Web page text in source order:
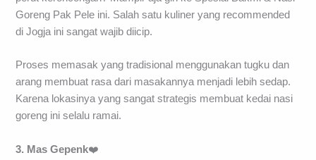
Goreng Pak Pele ini. Salah satu kuliner yang recommended
di Jogja ini sangat wajib diicip.
Proses memasak yang tradisional menggunakan tugku dan
arang membuat rasa dari masakannya menjadi lebih sedap.
Karena lokasinya yang sangat strategis membuat kedai nasi
goreng ini selalu ramai.
3. Mas Gepenk❤️